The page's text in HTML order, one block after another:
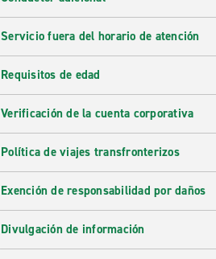
Servicio fuera del horario de atención
Requisitos de edad
Verificación de la cuenta corporativa
Política de viajes transfronterizos
Exención de responsabilidad por daños
Divulgación de información